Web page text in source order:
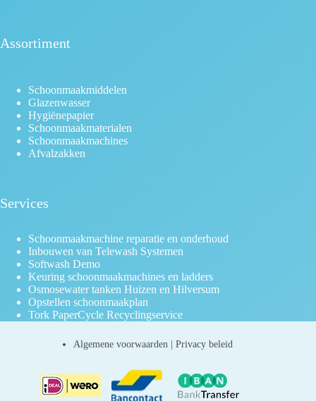
Assortiment
Schoonmaakmiddelen
Glazenwasser
Hygiënepapier
Schoonmaakmaterialen
Schoonmaakmachines
Afvalzakken
Services
Schoonmaakmachine reparatie en onderhoud
Inbouwen van Telewash Systemen
Softwash Demo
Keuring schoonmaakmachines en ladders
Osmosewater tanken Huizen en Hilversum
Opstellen schoonmaakplan
Tork PaperCycle Recyclingservice
Algemene voorwaarden |Privacy beleid